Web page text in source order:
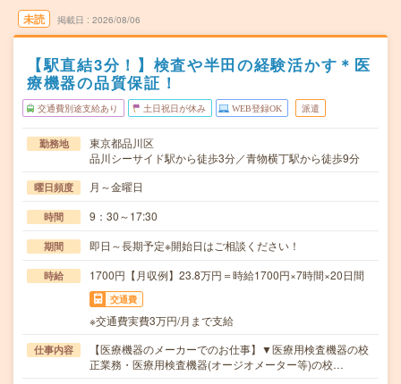
未読 掲載日 2026/08/06
【駅直結3分！】検査や半田の経験活かす＊医
療機器の品質保証！
交通費別途支給あり 土日祝日が休み WEB登録OK 派遣
勤務地
東京都品川区
品川シーサイド駅から徒歩3分／青物横丁駅から徒歩9分
曜日頻度 月～金曜日
時間 9：30～17:30
期間 即日～長期予定※開始日はご相談ください！
時給 1700円【月収例】23.8万円＝時給1700円×7時間×20日間
交通費
※交通費実費3万円/月まで支給
仕事内容
【医療機器のメーカーでのお仕事】▼医療用検査機器の校
正業務・医療用検査機器(オージオメーター等)の校…